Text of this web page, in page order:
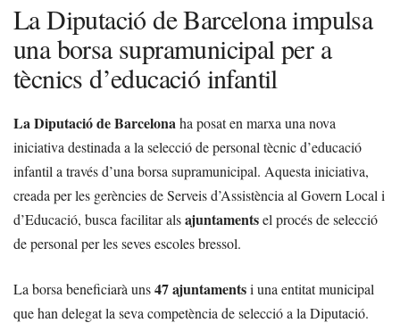
La Diputació de Barcelona impulsa
una borsa supramunicipal per a
tècnics d’educació infantil
La Diputació de Barcelonaha posat en marxa una nova
iniciativa destinada a la selecció de personal tècnic d’educació
infantil a través d’una borsa supramunicipal. Aquesta iniciativa,
creada per les gerències de Serveis d’Assistència al Govern Local i
d’Educació, busca facilitar alsajuntamentsel procés de selecció
de personal per les seves escoles bressol.
La borsa beneficiarà uns47 ajuntamentsi una entitat municipal
que han delegat la seva competència de selecció a la Diputació.